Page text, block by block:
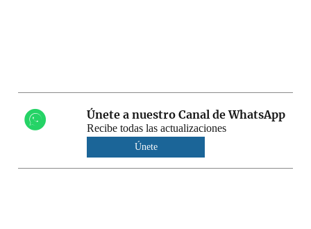
Únete a nuestro Canal de WhatsApp
Recibe todas las actualizaciones
Únete